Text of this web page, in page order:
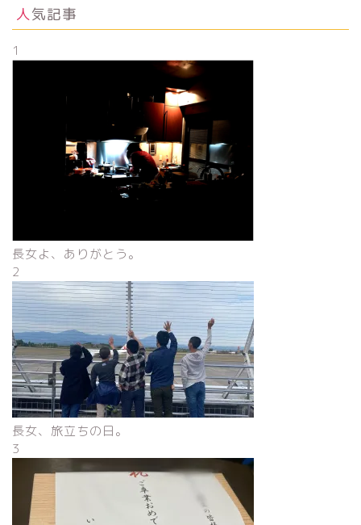
人気記事
1
長女よ、ありがとう。
2
長女、旅立ちの日。
3